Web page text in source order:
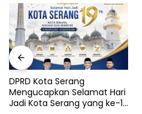
DPRD Kota Serang
Mengucapkan Selamat Hari
Jadi Kota Serang yang ke-19